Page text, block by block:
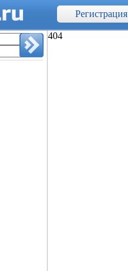
Регистрация
404